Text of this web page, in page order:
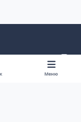
v
k
Меню